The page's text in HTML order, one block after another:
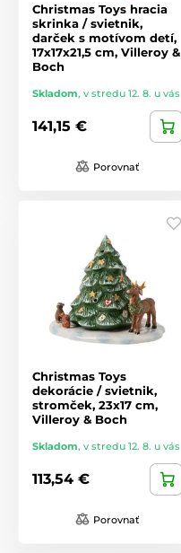
Christmas Toys hracia
skrinka / svietnik,
darček s motívom detí,
17x17x21,5 cm, Villeroy &
Boch
Skladom, v stredu 12. 8. u vás
141,15 €
Porovnať
Christmas Toys
dekorácie / svietnik,
stromček, 23x17 cm,
Villeroy & Boch
Skladom, v stredu 12. 8. u vás
113,54 €
Porovnať